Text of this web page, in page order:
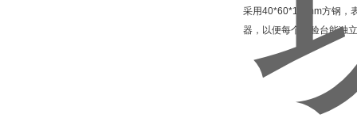
采用40*60*1.8mm方钢，
器，以便每个实验台能独